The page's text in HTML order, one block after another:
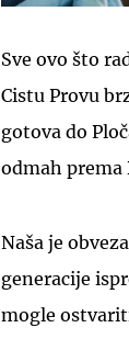
Sve ovo što
Cistu Provu
gotova do
odmah prema
Naša je
generacije
mogle